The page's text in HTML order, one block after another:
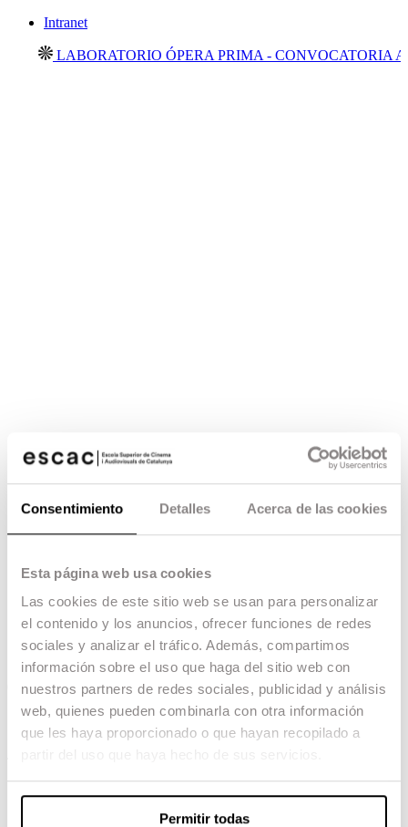
Consentimiento Detalles Acerca de las cookies
Esta página web usa cookies
Las cookies de este sitio web se usan para personalizar
el contenido y los anuncios, ofrecer funciones de redes
sociales y analizar el tráfico. Además, compartimos
información sobre el uso que haga del sitio web con
nuestros partners de redes sociales, publicidad y análisis
web, quienes pueden combinarla con otra información
que les haya proporcionado o que hayan recopilado a
Permitir todas
Intranet
LABORATORIO ÓPERA PRIMA - CONVOCATORIA
Shootball
04.02.23 -
Dirección: Fèlix Colomer